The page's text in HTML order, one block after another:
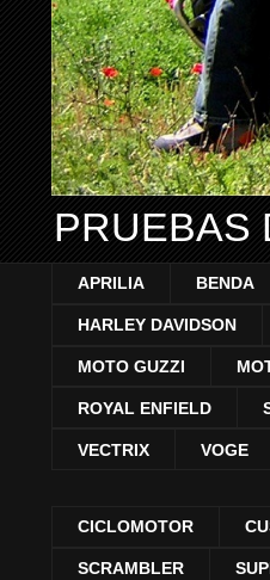
PRUEBAS
APRILIA BENDA
HARLEY DAVIDSON
MOTO GUZZI
ROYAL ENFIELD
VECTRIX VOGE
CICLOMOTOR
SCRAMBLER